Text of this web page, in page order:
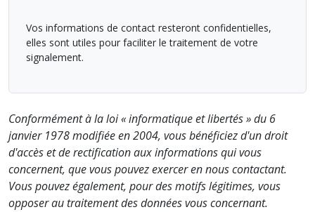
Vos informations de contact resteront confidentielles,
elles sont utiles pour faciliter le traitement de votre
signalement.
Conformément à la loi « informatique et libertés » du 6
janvier 1978 modifiée en 2004, vous bénéficiez d'un droit
d'accès et de rectification aux informations qui vous
concernent, que vous pouvez exercer en nous contactant.
Vous pouvez également, pour des motifs légitimes, vous
opposer au traitement des données vous concernant.